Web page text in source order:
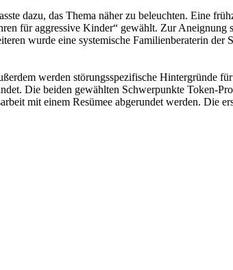
dazu, das Thema näher zu beleuchten. Eine
für aggressive Kinder“ gewählt. Zur Aneignung
wurde eine systemische Familienberaterin der
werden störungsspezifische Hintergründe für
Die beiden gewählten Schwerpunkte Token-
mit einem Resümee abgerundet werden. Die